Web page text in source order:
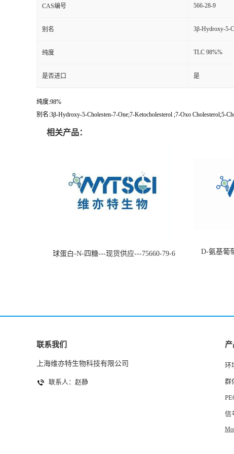
CAS编号 566-28-9
别名 3β-Hydroxy-5-
纯度 TLC 98%%
是否进口 是
纯度:98%
别名:3β-Hydroxy-5-Cholesten-7-One;7-Ketocholesterol ;7-Oxo Cholesterol;5-
相关产品：
球蛋白-N-四糖---现货供应---75660-79-6
D-氨基葡
联系我们
上海维亦特生物科技有限公司
联系人：赵静
环
群
信